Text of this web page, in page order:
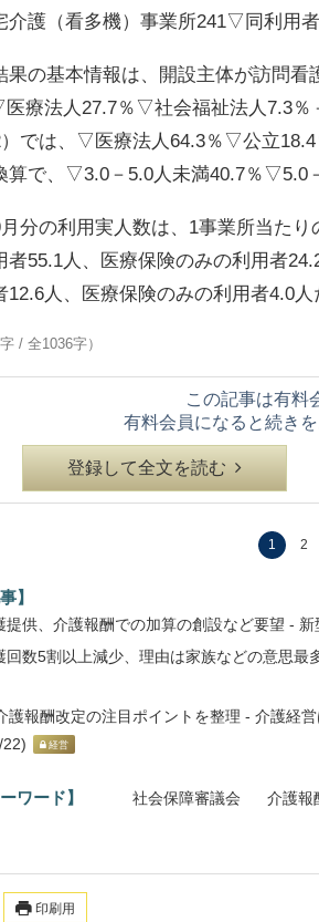
介護（看多機）事業所241▽同利用
の基本情報は、開設主体が訪問看
療法人27.7％▽社会福祉法人7.3％
）では、▽医療法人64.3％▽公立
算で、▽3.0－5.0人未満40.7％▽5.0
分の利用実人数は、1事業所当たり
者55.1人、医療保険のみの利用者
12.6人、医療保険のみの利用者4.0人
/ 全1036字）
この記事は有料
有料会員になると続き
登録して全文を読む
1 2
】
提供、介護報酬での加算の創設など要望 -
回数5割以上減少、理由は家族などの意思
護報酬改定の注目ポイントを整理 - 介護経
経営
ワード】 社会保障審議会 介護報
印刷用